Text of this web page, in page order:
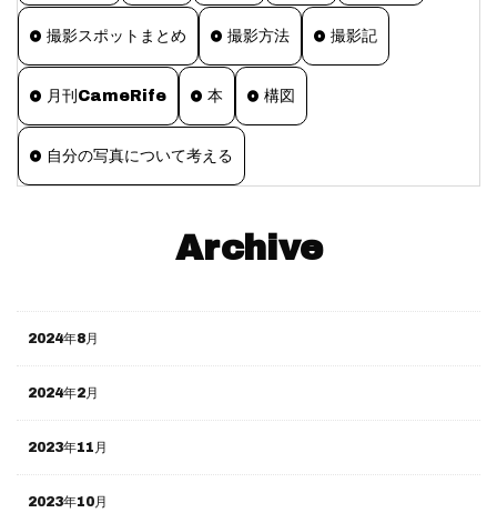
撮影スポットまとめ 撮影方法 撮影記
月刊CameRife 本 構図
自分の写真について考える
Archive
2024年8月
2024年2月
2023年11月
2023年10月